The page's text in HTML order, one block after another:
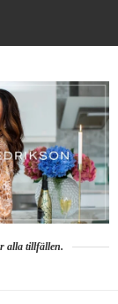
alla tillfällen.